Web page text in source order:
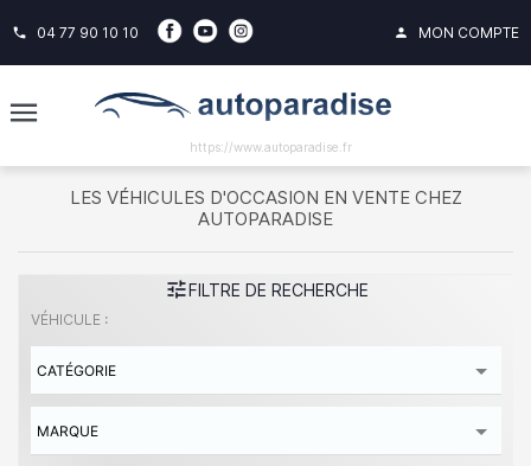
phone 04 77 90 10 10 person MON COMPTE
https://www.autoparadise.fr
LES VÉHICULES D'OCCASION EN VENTE CHEZ
AUTOPARADISE
tuneFILTRE DE RECHERCHE
VÉHICULE :